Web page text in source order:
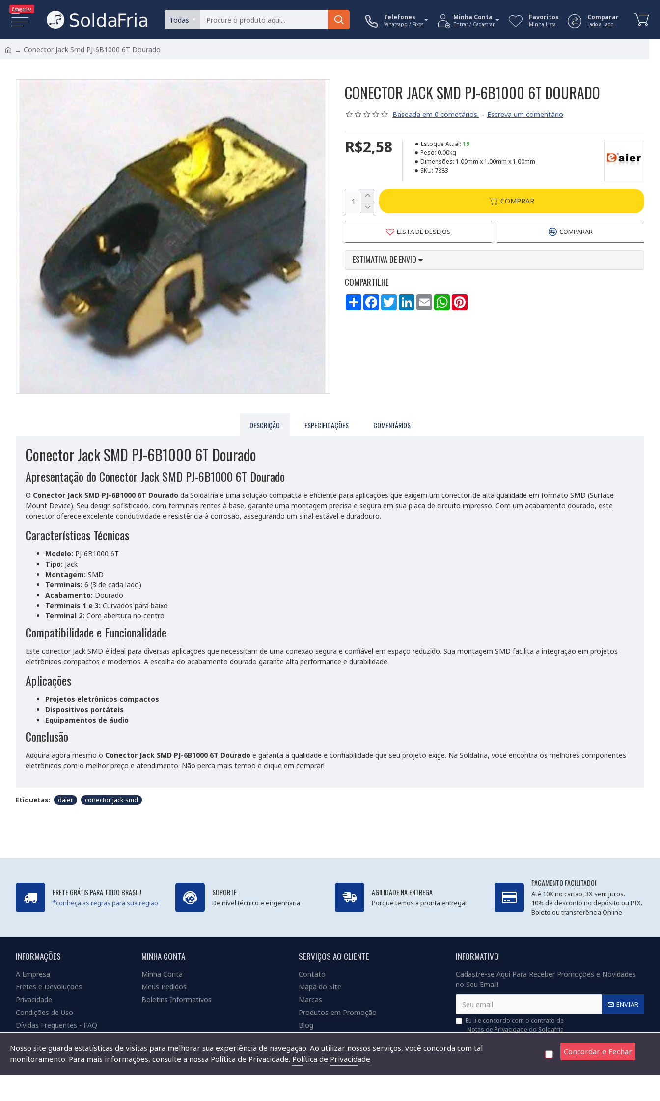
Categorias
Todas Telefones
Whatsapp / Fixos
Minha Conta
Entrar / Cadastrar
Favoritos
Minha Lista
Comparar
Lado a Lado
Conector Jack Smd PJ-6B1000 6T Dourado
CONECTOR JACK SMD PJ-6B1000 6T DOURADO
Baseada em 0 cometários. - Escreva um comentário
R$2,58 Estoque Atual: 19
Peso: 0.00kg
Dimensões: 1.00mm x 1.00mm x 1.00mm
SKU: 7883
COMPRAR
LISTA DE DESEJOS COMPARAR
ESTIMATIVA DE ENVIO
COMPARTILHE
Compartilhar
FacebookTwitterLinkedInEmail WhatsApp
DESCRIÇÃO ESPECIFICAÇÕES COMENTÁRIOS
Conector Jack SMD PJ-6B1000 6T Dourado
Apresentação do Conector Jack SMD PJ-6B1000 6T Dourado
O Conector Jack SMD PJ-6B1000 6T Dourado da Soldafria é uma solução compacta e eficiente para aplicações que exigem um conector de alta qualidade em formato SMD (Surface
Mount Device). Seu design sofisticado, com terminais rentes à base, garante uma montagem precisa e segura em sua placa de circuito impresso. Com um acabamento dourado, este
conector oferece excelente condutividade e resistência à corrosão, assegurando um sinal estável e duradouro.
Características Técnicas
Modelo: PJ-6B1000 6T
Tipo: Jack
Montagem: SMD
Terminais: 6 (3 de cada lado)
Acabamento: Dourado
Terminais 1 e 3: Curvados para baixo
Terminal 2: Com abertura no centro
Compatibilidade e Funcionalidade
Este conector Jack SMD é ideal para diversas aplicações que necessitam de uma conexão segura e confiável em espaço reduzido. Sua montagem SMD facilita a integração em projetos
eletrônicos compactos e modernos. A escolha do acabamento dourado garante alta performance e durabilidade.
Aplicações
Projetos eletrônicos compactos
Dispositivos portáteis
Equipamentos de áudio
Conclusão
Adquira agora mesmo o Conector Jack SMD PJ-6B1000 6T Dourado e garanta a qualidade e confiabilidade que seu projeto exige. Na Soldafria, você encontra os melhores componentes
eletrônicos com o melhor preço e atendimento. Não perca mais tempo e clique em comprar!
Etiquetas: daier conector jack smd
FRETE GRÁTIS PARA TODO BRASIL!
*conheça as regras para sua região
SUPORTE
De nível técnico e engenharia
AGILIDADE NA ENTREGA
Porque temos a pronta entrega!
PAGAMENTO FACILITADO!
Até 10X no cartão, 3X sem juros.
10% de desconto no depósito ou PIX.
Boleto ou transferência Online
INFORMAÇÕES
A Empresa
Fretes e Devoluções
Privacidade
Condições de Uso
Dívidas Frequentes - FAQ
MINHA CONTA
Minha Conta
Meus Pedidos
Boletins Informativos
SERVIÇOS AO CLIENTE
Contato
Mapa do Site
Marcas
Produtos em Promoção
Blog
INFORMATIVO
Cadastre-se Aqui Para Receber Promoções e Novidades
no Seu Email!
ENVIAR
Eu li e concordo com o contrato de
Notas de Privacidade do Soldafria
Nosso site guarda estatísticas de visitas para melhorar sua experiência de navegação. Ao utilizar nossos serviços, você concorda com tal
monitoramento. Para mais informações, consulte a nossa Política de Privacidade. Política de Privacidade
Concordar e Fechar